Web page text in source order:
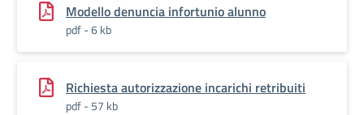
Modello denuncia infortunio alunno
pdf - 6 kb
Richiesta autorizzazione incarichi retribuiti
pdf - 57 kb